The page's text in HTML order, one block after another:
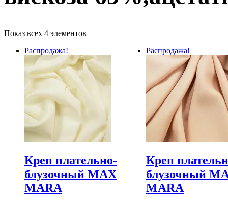
Показ всех 4 элементов
Распродажа!
Креп плательно-
блузочный MAX
MARA
Распродажа!
Креп
блузочный
MARA